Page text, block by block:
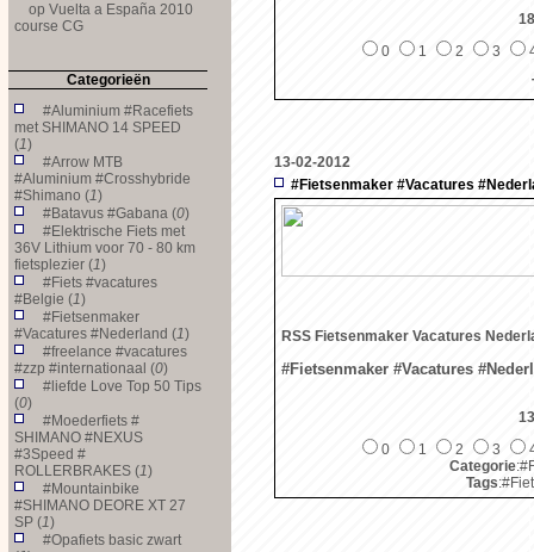
op Vuelta a España 2010
course CG
Categorieën
#Aluminium #Racefiets
met SHIMANO 14 SPEED
(1)
#Arrow MTB
#Aluminium #Crosshybride
#Shimano (1)
#Batavus #Gabana (0)
#Elektrische Fiets met
36V Lithium voor 70 - 80 km
fietsplezier (1)
#Fiets #vacatures
#Belgie (1)
#Fietsenmaker
#Vacatures #Nederland (1)
#freelance #vacatures
#zzp #internationaal (0)
#liefde Love Top 50 Tips
(0)
#Moederfiets #
SHIMANO #NEXUS
#3Speed #
ROLLERBRAKES (1)
#Mountainbike
#SHIMANO DEORE XT 27
SP (1)
#Opafiets basic zwart
0
1 2 3
13-02-2012
#Fietsenmaker #Vacatures
RSS Fietsenmaker Vacatures
#Fietsenmaker #Vacatures
0
1 2 3
Categorie
Tags